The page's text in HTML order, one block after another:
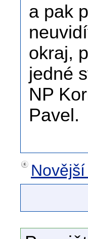
a pak
okraj,
jedné
NP
Pavel.